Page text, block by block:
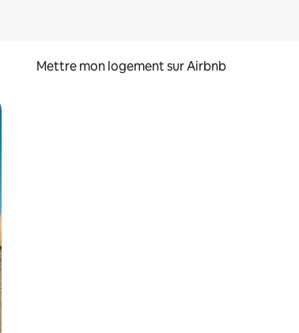
Mettre mon logement sur Airbnb